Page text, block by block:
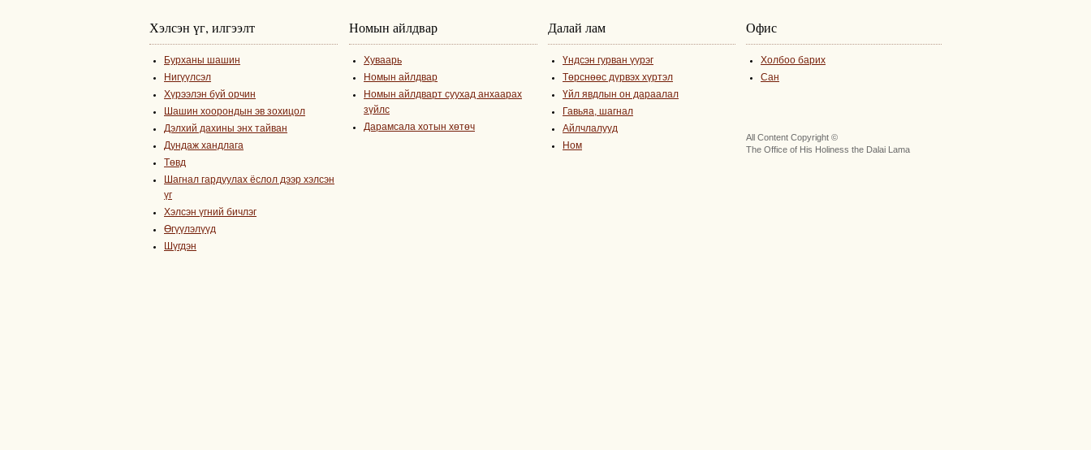
Хэлсэн үг, илгээлт
Бурханы шашин
Нигүүлсэл
Хүрээлэн буй орчин
Шашин хоорондын эв зохицол
Дэлхий дахины энх тайван
Дундаж хандлага
Төвд
Шагнал гардуулах ёслол дээр хэлсэн
үг
Хэлсэн үгний бичлэг
Өгүүлэлүүд
Шүгдэн
Номын айлдвар
Хуваарь
Номын айлдвар
Номын айлдварт суухад анхаарах
зүйлс
Дарамсала хотын хөтөч
Далай лам
Үндсэн гурван үүрэг
Төрснөөс дүрвэх хүртэл
Үйл явдлын он дараалал
Гавьяа, шагнал
Айлчлалууд
Ном
Офис
Холбоо барих
Сан
All Content Copyright ©
The Office of His Holiness the Dalai Lama